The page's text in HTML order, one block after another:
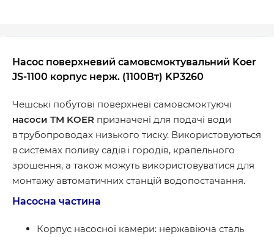
Насос поверхневий самовсмоктувальний Koer
JS-1100 корпус нерж. (1100Вт) KP3260
Чешські побутові поверхневi самовсмоктуючі
насоси ТМ KOER призначенi для подачі води
в трубопроводах низького тиску. Використовуються
в системах поливу садів і городів, крапельного
зрошення, а також можуть використовуватися для
монтажу автоматичних станцій водопостачання.
Насосна частина
Корпус насосної камери: нержавіюча сталь